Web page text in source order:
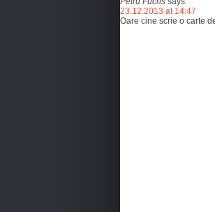
23.12.2013 at 14:47
Oare cine scrie o carte